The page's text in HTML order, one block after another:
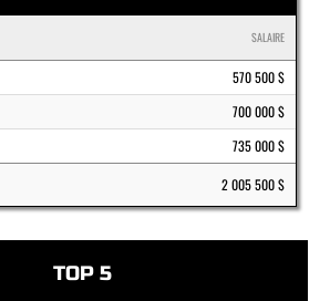
SALAIRE
570 500 $
700 000 $
735 000 $
2 005 500 $
TOP 5